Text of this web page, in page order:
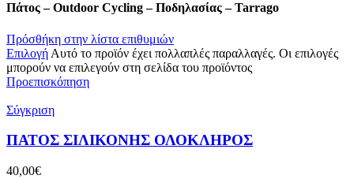
Πάτος – Outdoor Cycling – Ποδηλασίας – Tarrago
Πρόσθήκη στην λίστα επιθυμιών
Επιλογή Αυτό το προϊόν έχει πολλαπλές παραλλαγές. Οι επιλογές
μπορούν να επιλεγούν στη σελίδα του προϊόντος
Προεπισκόπηση
Σύγκριση
ΠΑΤΟΣ ΣΙΛΙΚΟΝΗΣ ΟΛΟΚΛΗΡΟΣ
40,00€